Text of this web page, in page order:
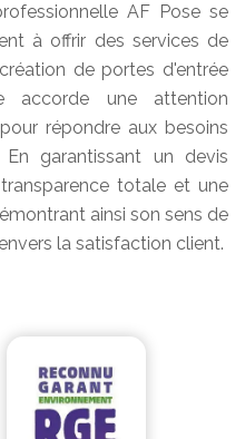
AF Pose se
à offrir des services de
de portes d'entrée
accorde une attention
répondre aux besoins
garantissant un devis
totale et une
ainsi son sens de
la satisfaction client.